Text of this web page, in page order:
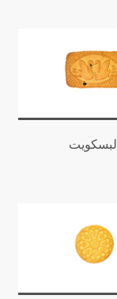
البسكويت